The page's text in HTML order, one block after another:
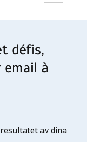
défis,
email à
av dina